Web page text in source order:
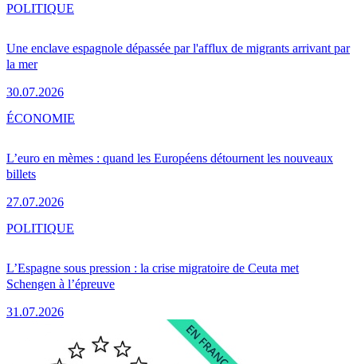
Une enclave espagnole dépassée par l'afflux de migrants arrivant par
la mer
30.07.2026
POLITIQUE
L’euro en mèmes : quand les Européens détournent les nouveaux
billets
27.07.2026
ÉCONOMIE
L’Espagne sous pression : la crise migratoire de Ceuta met
Schengen à l’épreuve
31.07.2026
POLITIQUE